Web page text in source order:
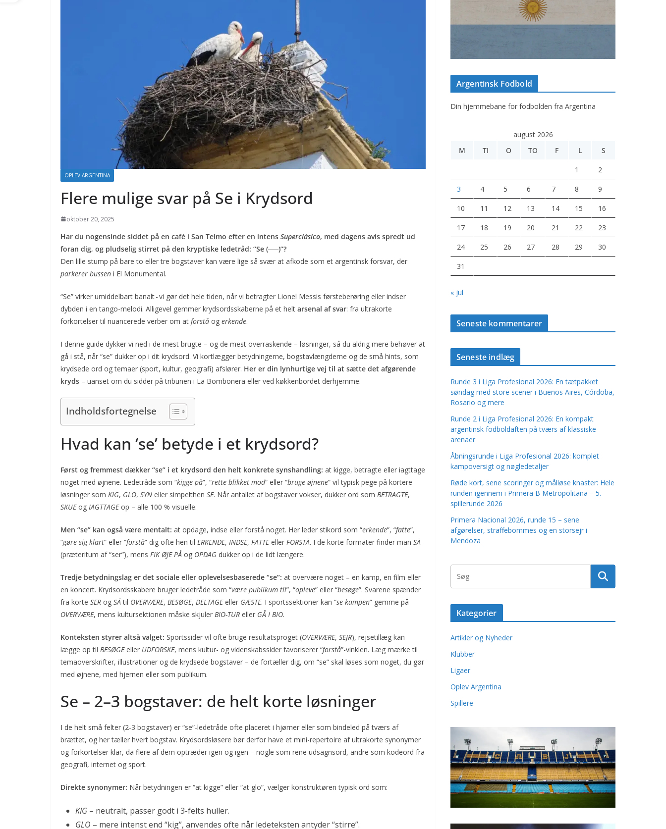
OPLEV ARGENTINA
Flere mulige svar på Se i Krydsord
oktober 20, 2025
Har du nogensinde siddet på en café i San Telmo efter en intens Superclásico, med dagens avis spredt ud
foran dig, og pludselig stirret på den kryptiske ledetråd: “Se (‒‒‒)”?
Den lille stump på bare to eller tre bogstaver kan være lige så svær at afkode som et argentinsk forsvar, der
parkerer bussen i El Monumental.
“Se” virker umiddelbart banalt - vi gør det hele tiden, når vi betragter Lionel Messis førsteberøring eller indser
dybden i en tango-melodi. Alligevel gemmer krydsords­skaberne på et helt arsenal af svar: fra ultra­korte
forkortelser til nuancerede verber om at forstå og erkende.
I denne guide dykker vi ned i de mest brugte – og de mest overraskende – løsninger, så du aldrig mere behøver at
gå i stå, når “se” dukker op i dit krydsord. Vi kortlægger betydningerne, bogstav­længderne og de små hints, som
krydsede ord og temaer (sport, kultur, geografi) afslører. Her er din lynhurtige vej til at sætte det afgørende
kryds – uanset om du sidder på tribunen i La Bombonera eller ved køkken­bordet derhjemme.
Indholdsfortegnelse
Hvad kan ‘se’ betyde i et krydsord?
Først og fremmest dækker “se” i et krydsord den helt konkrete syns­handling: at kigge, betragte eller iagttage
noget med øjnene. Ledetråde som “kigge på”, “rette blikket mod” eller “bruge øjnene” vil typisk pege på kortere
løsninger som KIG, GLO, SYN eller simpelthen SE. Når antallet af bogstaver vokser, dukker ord som BETRAGTE,
SKUEog IAGTTAGEop – alle 100 % visuelle.
Men “se” kan også være mentalt: at opdage, indse eller forstå noget. Her leder stikord som “erkende”, “fat­te”,
“gøre sig klart” eller “forstå” dig ofte hen til ERKENDE, INDSE, FATTEeller FORSTÅ. I de korte formater finder man SÅ
(præteritum af “ser”), mens FIK ØJE PÅ og OPDAG dukker op i de lidt længere.
Tredje betydningslag er det sociale eller oplevelses­baserede “se”: at overvære noget – en kamp, en film eller
en koncert. Krydsordsskabere bruger ledetråde som “være publikum til”, “opleve” eller “besøge”. Svarene spænder
fra korte SER og SÅ til OVERVÆRE, BESØGE, DELTAGEeller GÆSTE. I sportssektioner kan “se kampen” gemme på
OVERVÆRE, mens kultursektionen måske skjuler BIO-TUR eller GÅ I BIO.
Konteksten styrer altså valget: Sportssider vil ofte bruge resultatsproget (OVERVÆRE, SEJR), rejsetillæg kan
lægge op til BESØGEeller UDFORSKE, mens kultur- og videnskabssider favoriserer “forstå”-vinklen. Læg mærke til
tema­overskrifter, illustrationer og de krydsede bogstaver – de fortæller dig, om “se” skal løses som noget, du gør
med øjnene, med hjernen eller som publikum.
Se – 2–3 bogstaver: de helt korte løsninger
I de helt små felter (2-3 bogstaver) er “se”-ledetråde ofte placeret i hjørner eller som bindeled på tværs af
brættet, og her tæller hvert bogstav. Krydsordsløsere bør derfor have et mini-repertoire af ultrakorte synonymer
og forkortelser klar, da flere af dem optræder igen og igen – nogle som rene udsagnsord, andre som kodeord fra
geografi, internet og sport.
Direkte synonymer: Når betydningen er “at kigge” eller “at glo”, vælger konstruktøren typisk ord som:
KIG – neutralt, passer godt i 3-felts huller.
GLO – mere intenst end “kig”, anvendes ofte når ledeteksten antyder “stirre”.
Argentinsk Fodbold
Din hjemmebane for fodbolden fra Argentina
august 2026
M
TI O TO F L S
1 2
3 4 5 6 7 8 9
10 11 12 13 14 15 16
17 18 19 20 21 22 23
24 25 26 27 28 29 30
31
« jul
Seneste kommentarer
Seneste indlæg
Runde 3 i Liga Profesional 2026: En tætpakket
søndag med store scener i Buenos Aires, Córdoba,
Rosario og mere
Runde 2 i Liga Profesional 2026: En kompakt
argentinsk fodboldaften på tværs af klassiske
arenaer
Åbningsrunde i Liga Profesional 2026: komplet
kampoversigt og nøgledetaljer
Røde kort, sene scoringer og målløse knaster: Hele
runden igennem i Primera B Metropolitana – 5.
spillerunde 2026
Primera Nacional 2026, runde 15 – sene
afgørelser, straffebommes og en storsejr i
Mendoza
Kategorier
Artikler og Nyheder
Klubber
Ligaer
Oplev Argentina
Spillere